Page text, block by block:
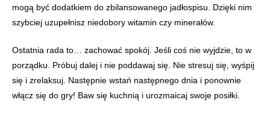
mogą być dodatkiem do zbilansowanego jadłospisu. Dzięki nim
szybciej uzupełnisz niedobory witamin czy minerałów.
Ostatnia rada to… zachować spokój. Jeśli coś nie wyjdzie, to w
porządku. Próbuj dalej i nie poddawaj się. Nie stresuj się, wyśpij
się i zrelaksuj. Następnie wstań następnego dnia i ponownie
włącz się do gry! Baw się kuchnią i urozmaicaj swoje posiłki.